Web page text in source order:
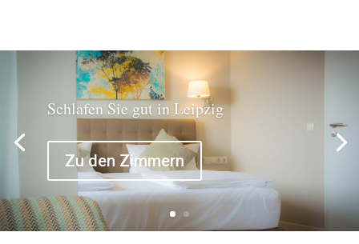
Schlafen Sie gut in Leipzig
Zu den Zimmern